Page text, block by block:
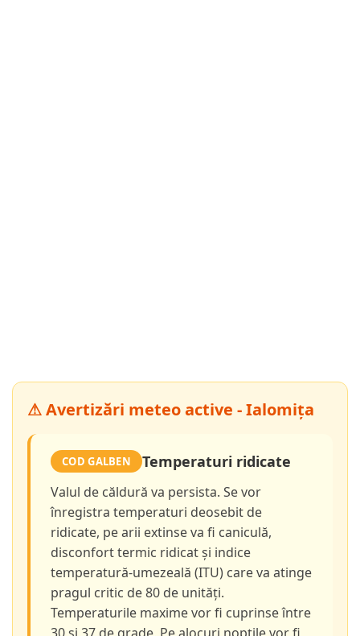
⚠ Avertizări meteo active - Ialomița
COD GALBEN Temperaturi ridicate
Valul de căldură va persista. Se vor
înregistra temperaturi deosebit de
ridicate, pe arii extinse va fi caniculă,
disconfort termic ridicat și indice
temperatură-umezeală (ITU) care va atinge
pragul critic de 80 de unități.
Temperaturile maxime vor fi cuprinse între